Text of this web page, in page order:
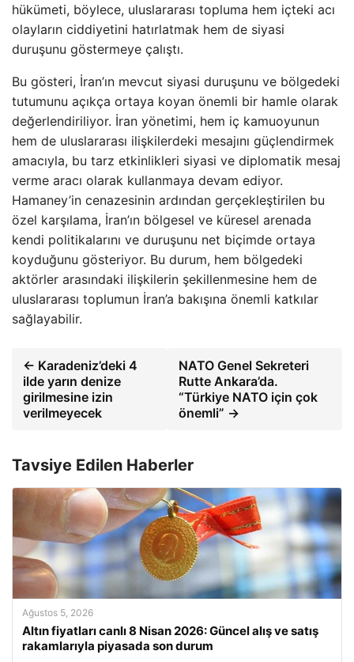
hükümeti, böylece, uluslararası topluma hem içteki acı
olayların ciddiyetini hatırlatmak hem de siyasi
duruşunu göstermeye çalıştı.
Bu gösteri, İran’ın mevcut siyasi duruşunu ve bölgedeki
tutumunu açıkça ortaya koyan önemli bir hamle olarak
değerlendiriliyor. İran yönetimi, hem iç kamuoyunun
hem de uluslararası ilişkilerdeki mesajını güçlendirmek
amacıyla, bu tarz etkinlikleri siyasi ve diplomatik mesaj
verme aracı olarak kullanmaya devam ediyor.
Hamaney’in cenazesinin ardından gerçekleştirilen bu
özel karşılama, İran’ın bölgesel ve küresel arenada
kendi politikalarını ve duruşunu net biçimde ortaya
koyduğunu gösteriyor. Bu durum, hem bölgedeki
aktörler arasındaki ilişkilerin şekillenmesine hem de
uluslararası toplumun İran’a bakışına önemli katkılar
sağlayabilir.
← Karadeniz’deki 4
ilde yarın denize
girilmesine izin
verilmeyecek
NATO Genel Sekreteri
Rutte Ankara’da.
“Türkiye NATO için çok
önemli” →
Tavsiye Edilen Haberler
Ağustos 5, 2026
Altın fiyatları canlı 8 Nisan 2026: Güncel alış ve satış
rakamlarıyla piyasada son durum